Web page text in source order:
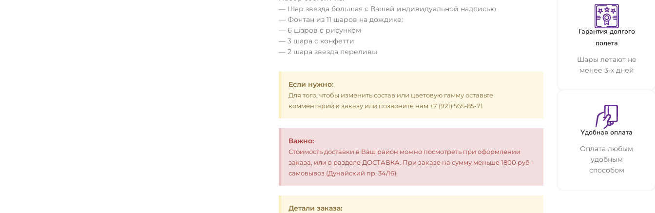
— Шар звезда большая с Вашей индивидуальной надписью
— Фонтан из 11 шаров на дождике:
— 6 шаров с рисунком
— 3 шара с конфетти
— 2 шара звезда переливы
Если нужно:
Для того, чтобы изменить состав или цветовую гамму оставьте
комментарий к заказу или позвоните нам +7 (921) 565-85-71
Важно:
Стоимость доставки в Ваш район можно посмотреть при оформлении
заказа, или в разделе ДОСТАВКА. При заказе на сумму меньше 1800 руб -
самовывоз (Дунайский пр. 34/16)
Детали заказа:
Гарантия долгого
полета
Шары летают не
менее 3-х дней
Удобная оплата
Оплата любым
удобным
способом